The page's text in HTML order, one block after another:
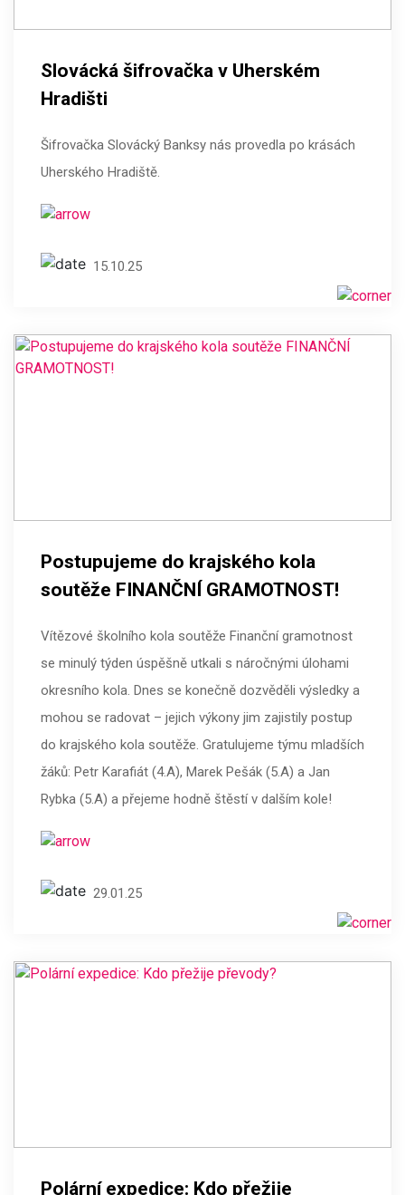
Slovácká šifrovačka v Uherském
Hradišti
Šifrovačka Slovácký Banksy nás provedla po krásách
Uherského Hradiště.
15.10.25
Postupujeme do krajského kola
soutěže FINANČNÍ GRAMOTNOST!
Vítězové školního kola soutěže Finanční gramotnost
se minulý týden úspěšně utkali s náročnými úlohami
okresního kola. Dnes se konečně dozvěděli výsledky a
mohou se radovat – jejich výkony jim zajistily postup
do krajského kola soutěže. Gratulujeme týmu mladších
žáků: Petr Karafiát (4.A), Marek Pešák (5.A) a Jan
Rybka (5.A) a přejeme hodně štěstí v dalším kole!
29.01.25
Polární expedice: Kdo přežije